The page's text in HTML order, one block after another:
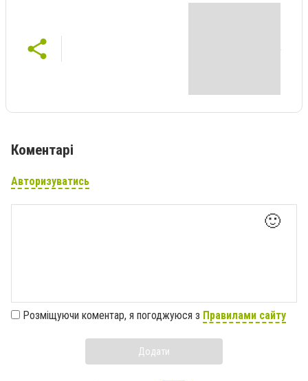
Коментарі
Авторизуватись
🙂
Розміщуючи коментар, я погоджуюся з Правилами сайту
Додати